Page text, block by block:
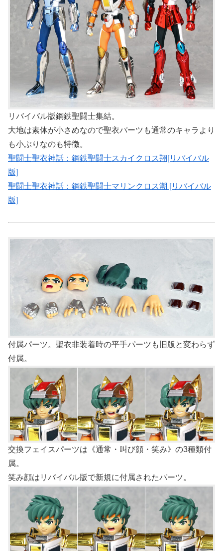
リバイバル版鋼鉄聖闘士集結。
大地は素体が小さめなので聖衣パーツも通常のキャラより
も小ぶりなのも特徴。
聖闘士聖衣神話：鋼鉄聖闘士スカイクロス翔[リバイバル
版]
聖闘士聖衣神話：鋼鉄聖闘士マリンクロス潮 [リバイバル
版]
付属パーツ。聖衣非装着時の平手パーツも旧版と変わらず
付属。
交換フェイスパーツは《通常・叫び顔・笑み》の3種類付
属。
笑み顔はリバイバル版で新規に付属されたパーツ。